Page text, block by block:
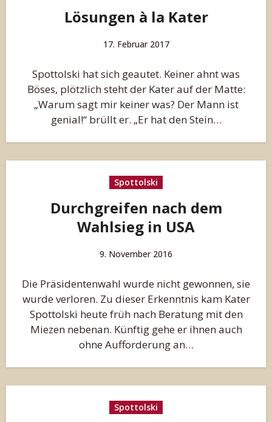
Lösungen à la Kater
17. Februar 2017
Spottolski hat sich geautet. Keiner ahnt was
Böses, plötzlich steht der Kater auf der Matte:
„Warum sagt mir keiner was? Der Mann ist
genial!“ brüllt er. „Er hat den Stein…
Spottolski
Durchgreifen nach dem
Wahlsieg in USA
9. November 2016
Die Präsidentenwahl wurde nicht gewonnen, sie
wurde verloren. Zu dieser Erkenntnis kam Kater
Spottolski heute früh nach Beratung mit den
Miezen nebenan. Künftig gehe er ihnen auch
ohne Aufforderung an…
Spottolski